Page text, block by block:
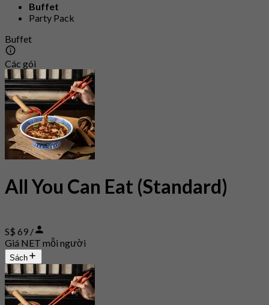
Buffet
Party Pack
Buffet
Các gói
All You Can Eat (Standard)
S$ 69 /
Giá NET mỗi người
Sách